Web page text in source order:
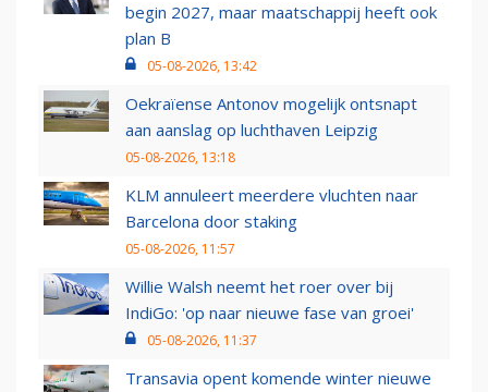
begin 2027, maar maatschappij heeft ook
plan B
05-08-2026, 13:42
Oekraïense Antonov mogelijk ontsnapt
aan aanslag op luchthaven Leipzig
05-08-2026, 13:18
KLM annuleert meerdere vluchten naar
Barcelona door staking
05-08-2026, 11:57
Willie Walsh neemt het roer over bij
IndiGo: 'op naar nieuwe fase van groei'
05-08-2026, 11:37
Transavia opent komende winter nieuwe